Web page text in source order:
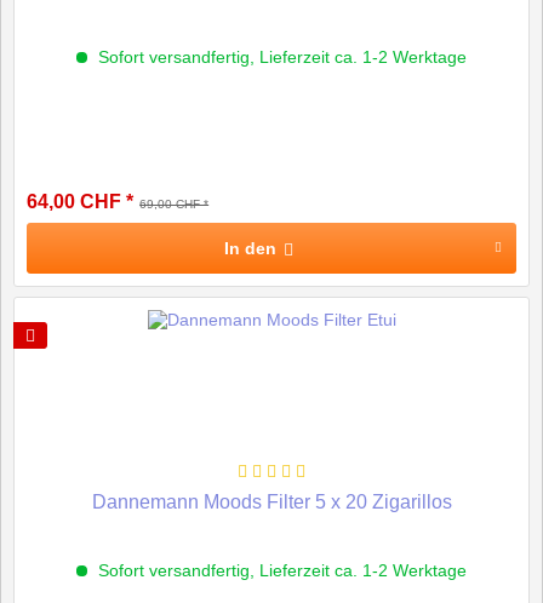
Sofort versandfertig, Lieferzeit ca. 1-2 Werktage
69,00 CHF *
64,00 CHF *
In den
Dannemann Moods Filter 5 x 20 Zigarillos
Sofort versandfertig, Lieferzeit ca. 1-2 Werktage